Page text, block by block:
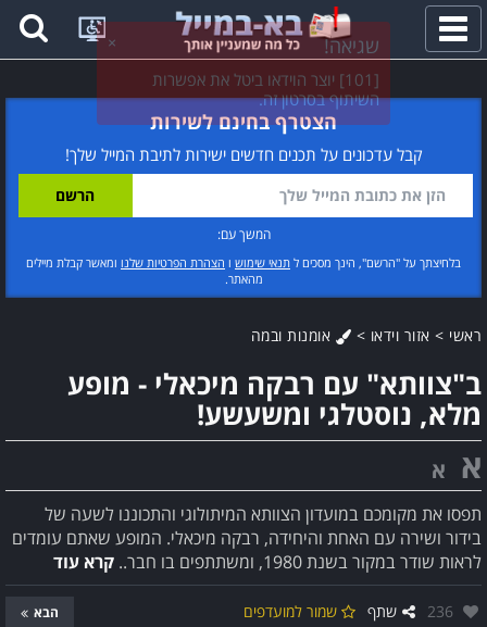
פתח
תפריט
הצטרף בחינם לשירות
קבל עדכונים על תכנים חדשים ישירות לתיבת המייל שלך!
המשך עם:
בלחיצתך על "הרשם", הינך מסכים ל תנאי שימוש ו הצהרת הפרטיות שלנו ומאשר קבלת מיילים
מהאתר.
ראשי > אזור וידאו > אומנות ובמה
ב"צוותא" עם רבקה מיכאלי - מופע
מלא, נוסטלגי ומשעשע!
א א
תפסו את מקומכם במועדון הצוותא המיתולוגי והתכוננו לשעה של
בידור ושירה עם האחת והיחידה, רבקה מיכאלי. המופע שאתם עומדים
לראות שודר במקור בשנת 1980, ומשתתפים בו חבר..
קרא עוד
אהבו:
236 שתף שמור למועדפים הבא